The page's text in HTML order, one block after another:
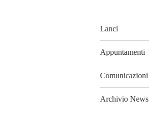
Lanci
Appuntamenti
Comunicazioni
Archivio News